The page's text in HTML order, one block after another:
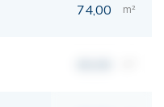
74,00 m²